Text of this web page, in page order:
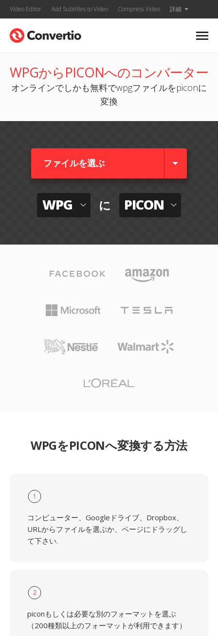
Video Editor Add Subtitles to Video Compress Video 詳細
WPGからPICONへのコンバーター
オンラインでしかも無料でwpgファイルをpiconに
変換
ファイルを選ぶ
WPG に PICON
WPGをPICONへ変換する方法
1
コンピューター、Googleドライブ、Dropbox、
URLからファイルを選ぶか、ページにドラッグし
て下さい.
2
piconもしくは必要な別のフォーマットを選ぶ
（200種類以上のフォーマットが利用できます）